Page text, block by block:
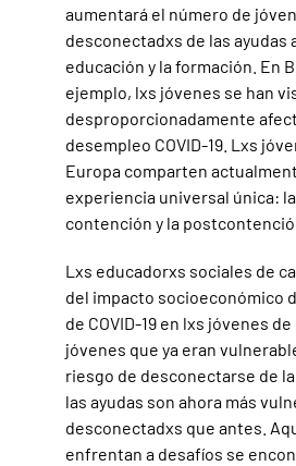
aumentará el número de
desconectadxs de las ayudas
educación y la formación. En
ejemplo, lxs jóvenes se han
desproporcionadamente
desempleo COVID-19. Lxs
Europa comparten
experiencia universal única:
contención y la
Lxs educadorxs sociales de
del impacto socioeconómico
de COVID-19 en lxs jóvenes
jóvenes que ya eran
riesgo de desconectarse de
las ayudas son ahora más
desconectadxs que antes.
enfrentan a desafíos se